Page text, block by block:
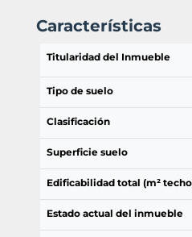
Características
Titularidad del Inmueble
Tipo de suelo
Clasificación
Superficie suelo
Edificabilidad total (m²
Estado actual del inmueble